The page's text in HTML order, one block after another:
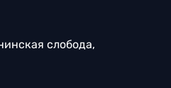
слобода,